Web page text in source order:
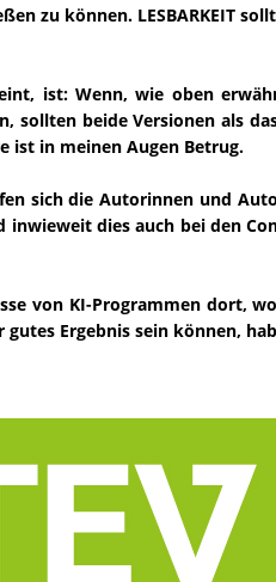
zu können. LESBARKEIT
ist: Wenn, wie oben
sollten beide Versionen als
ist in meinen Augen Betrug.
sich die Autorinnen und
dies auch bei den
von KI-Programmen dort,
Ergebnis sein können,